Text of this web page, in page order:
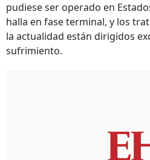
pudiese ser operado en
halla en fase terminal, y los
la actualidad están dirigidos
sufrimiento.